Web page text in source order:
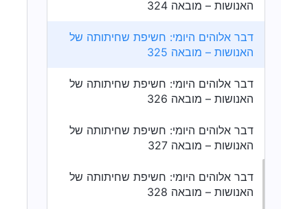
האנושות – מובאה 324
דבר אלוהים היומי: חשיפת שחיתותה של
האנושות – מובאה 325
דבר אלוהים היומי: חשיפת שחיתותה של
האנושות – מובאה 326
דבר אלוהים היומי: חשיפת שחיתותה של
האנושות – מובאה 327
דבר אלוהים היומי: חשיפת שחיתותה של
האנושות – מובאה 328